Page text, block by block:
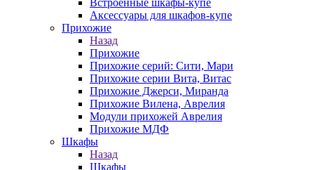
Встроенные шкафы-купе
Аксессуары для шкафов-купе
Прихожие
Назад
Прихожие
Прихожие серий: Сити, Мари
Прихожие серии Вита, Витас
Прихожие Джерси, Миранда
Прихожие Вилена, Аврелия
Модули прихожей Аврелия
Прихожие МДФ
Шкафы
Назад
Шкафы